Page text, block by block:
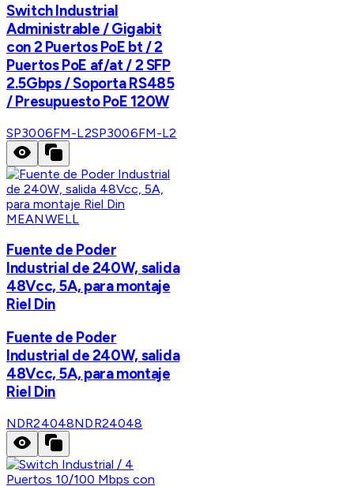
Switch Industrial
Administrable / Gigabit
con 2 Puertos PoE bt / 2
Puertos PoE af/at / 2 SFP
2.5Gbps / Soporta RS485
/ Presupuesto PoE 120W
SP3006FM-L2SP3006FM-L2
MEANWELL
Fuente de Poder
Industrial de 240W, salida
48Vcc, 5A, para montaje
Riel Din
Fuente de Poder
Industrial de 240W, salida
48Vcc, 5A, para montaje
Riel Din
NDR24048NDR24048